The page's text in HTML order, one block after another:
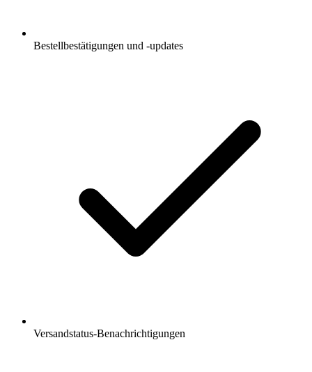
Bestellbestätigungen und -updates
Versandstatus-Benachrichtigungen